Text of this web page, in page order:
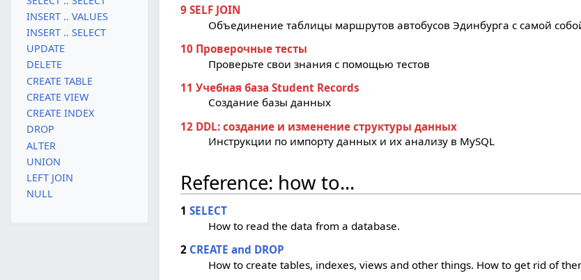
9 SELF JOIN
Объединение таблицы маршрутов автобусов Эдинбурга с самой
10 Проверочные тесты
Проверьте свои знания с помощью тестов
11 Учебная база Student Records
Создание базы данных
12 DDL: создание и изменение структуры данных
Инструкции по импорту данных и их анализу в MySQL
Reference: how to...
1SELECT
How to read the data from a database.
2 CREATE and DROP
How to create tables, indexes, views and other things. How to get rid of
INSERT .. VALUES
INSERT .. SELECT
UPDATE
DELETE
CREATE TABLE
CREATE VIEW
CREATE INDEX
DROP
ALTER
UNION
LEFT JOIN
NULL